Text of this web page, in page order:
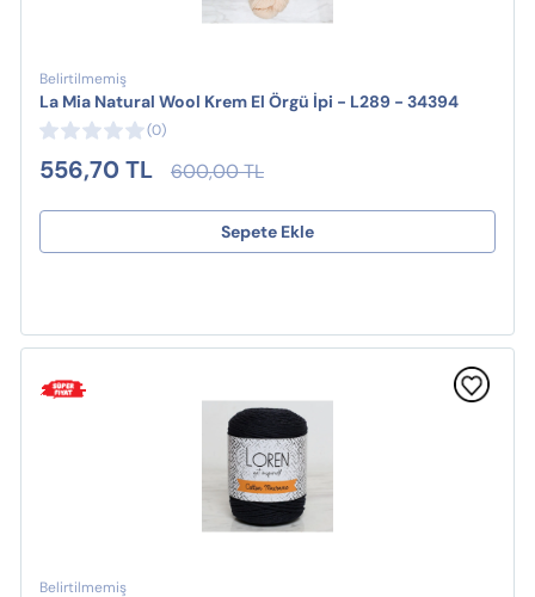
Belirtilmemiş
La Mia Natural Wool Krem El Örgü İpi - L289 - 34394
(0)
556,70 TL 600,00 TL
Sepete Ekle
Belirtilmemiş